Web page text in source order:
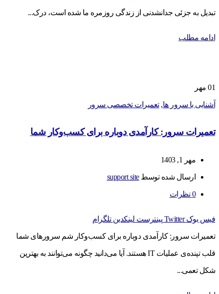
تبدیل به جزئی جدانشدنی از زندگی روزمره ما شده است، درک...
ادامه مطلب
01 مهر
آشنایی با سرور ها,تعمیرات تخصصی سرور
تعمیرات سرور: کارآمدی دوباره برای کسب‌وکار شما
مهر 1, 1403
ارسال شده توسطsupport site
0 نظرات
فیس بوک Twitter پینترست لینکدین تلگرام
تعمیرات سرور: کارآمدی دوباره برای کسب‌وکار شم سرورهای شما
قلب تپنده‌ی عملیات IT هستند. آیا می‌دانید چگونه می‌توانند به بهترین
شکل تعمی...